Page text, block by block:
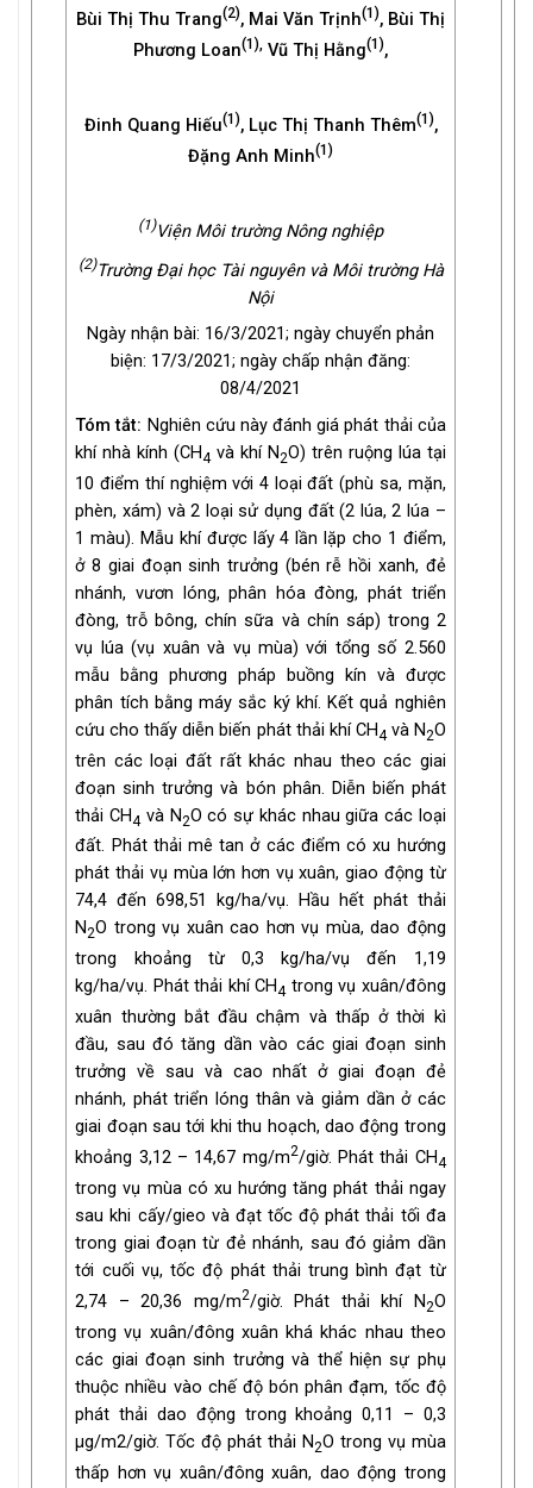
Bùi Thị Thu Trang(2), Mai Văn Trịnh(1), Bùi Thị
Phương Loan(1), Vũ Thị Hằng(1),
Đinh Quang Hiếu(1), Lục Thị Thanh Thêm(1),
Đặng Anh Minh(1)
(1)Viện Môi trường Nông nghiệp
(2)Trường Đại học Tài nguyên và Môi trường Hà
Nội
Ngày nhận bài: 16/3/2021; ngày chuyển phản
biện: 17/3/2021; ngày chấp nhận đăng:
08/4/2021
Tóm tắt: Nghiên cứu này đánh giá phát thải của
khí nhà kính (CH4 và khí N 2O) trên ruộng lúa tại
10 điểm thí nghiệm với 4 loại đất (phù sa, mặn,
phèn, xám) và 2 loại sử dụng đất (2 lúa, 2 lúa –
1 màu). Mẫu khí được lấy 4 lần lặp cho 1 điểm,
ở 8 giai đoạn sinh trưởng (bén rễ hồi xanh, đẻ
nhánh, vươn lóng, phân hóa đòng, phát triển
đòng, trỗ bông, chín sữa và chín sáp) trong 2
vụ lúa (vụ xuân và vụ mùa) với tổng số 2.560
mẫu bằng phương pháp buồng kín và được
phân tích bằng máy sắc ký khí. Kết quả nghiên
cứu cho thấy diễn biến phát thải khí CH4 và N 2O
trên các loại đất rất khác nhau theo các giai
đoạn sinh trưởng và bón phân. Diễn biến phát
thải CH4 và N 2O có sự khác nhau giữa các loại
đất. Phát thải mê tan ở các điểm có xu hướng
phát thải vụ mùa lớn hơn vụ xuân, giao động từ
74,4 đến 698,51 kg/ha/vụ. Hầu hết phát thải
N2O trong vụ xuân cao hơn vụ mùa, dao động
trong khoảng từ 0,3 kg/ha/vụ đến 1,19
kg/ha/vụ. Phát thải khí CH4 trong vụ xuân/đông
xuân thường bắt đầu chậm và thấp ở thời kì
đầu, sau đó tăng dần vào các giai đoạn sinh
trưởng về sau và cao nhất ở giai đoạn đẻ
nhánh, phát triển lóng thân và giảm dần ở các
giai đoạn sau tới khi thu hoạch, dao động trong
khoảng 3,12 – 14,67 mg/m2/giờ. Phát thải CH4
trong vụ mùa có xu hướng tăng phát thải ngay
sau khi cấy/gieo và đạt tốc độ phát thải tối đa
trong giai đoạn từ đẻ nhánh, sau đó giảm dần
tới cuối vụ, tốc độ phát thải trung bình đạt từ
2,74 – 20,36 mg/m2/giờ. Phát thải khí N 2O
trong vụ xuân/đông xuân khá khác nhau theo
các giai đoạn sinh trưởng và thể hiện sự phụ
thuộc nhiều vào chế độ bón phân đạm, tốc độ
phát thải dao động trong khoảng 0,11 – 0,3
µg/m2/giờ. Tốc độ phát thải N 2O trong vụ mùa
thấp hơn vụ xuân/đông xuân, dao động trong